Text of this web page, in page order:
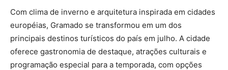
Com clima de inverno e arquitetura inspirada em cidades
européias, Gramado se transformou em um dos
principais destinos turísticos do país em julho. A cidade
oferece gastronomia de destaque, atrações culturais e
programação especial para a temporada, com opções